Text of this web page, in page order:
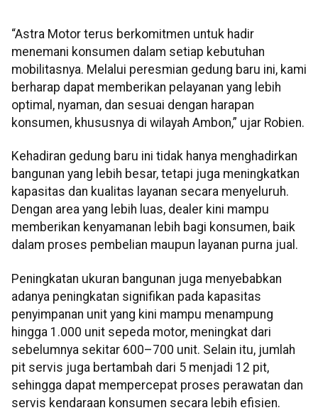
“Astra Motor terus berkomitmen untuk hadir
menemani konsumen dalam setiap kebutuhan
mobilitasnya. Melalui peresmian gedung baru ini, kami
berharap dapat memberikan pelayanan yang lebih
optimal, nyaman, dan sesuai dengan harapan
konsumen, khususnya di wilayah Ambon,” ujar Robien.
Kehadiran gedung baru ini tidak hanya menghadirkan
bangunan yang lebih besar, tetapi juga meningkatkan
kapasitas dan kualitas layanan secara menyeluruh.
Dengan area yang lebih luas, dealer kini mampu
memberikan kenyamanan lebih bagi konsumen, baik
dalam proses pembelian maupun layanan purna jual.
Peningkatan ukuran bangunan juga menyebabkan
adanya peningkatan signifikan pada kapasitas
penyimpanan unit yang kini mampu menampung
hingga 1.000 unit sepeda motor, meningkat dari
sebelumnya sekitar 600–700 unit. Selain itu, jumlah
pit servis juga bertambah dari 5 menjadi 12 pit,
sehingga dapat mempercepat proses perawatan dan
servis kendaraan konsumen secara lebih efisien.